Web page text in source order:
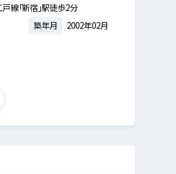
線「新宿」駅徒歩2分
築年月 2002年02月